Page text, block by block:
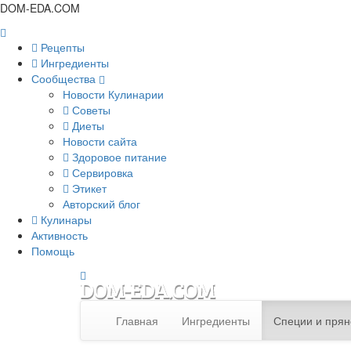
DOM-EDA.COM
Рецепты
Ингредиенты
Сообщества
Новости Кулинарии
Советы
Диеты
Новости сайта
Здоровое питание
Сервировка
Этикет
Авторский блог
Кулинары
Активность
Помощь
Главная Ингредиенты Специи и